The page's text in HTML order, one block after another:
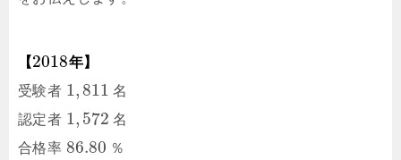
【2018年】
受験者 1, 811 名
認定者 1, 572 名
合格率 86.80 ％